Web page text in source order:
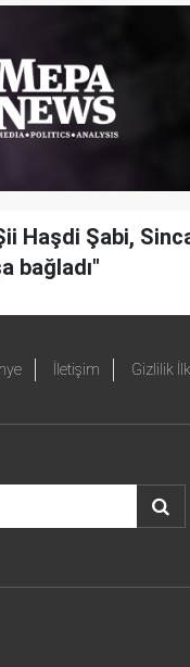
Haşdi Şabi,
bağladı"
İletişim Gizlilik